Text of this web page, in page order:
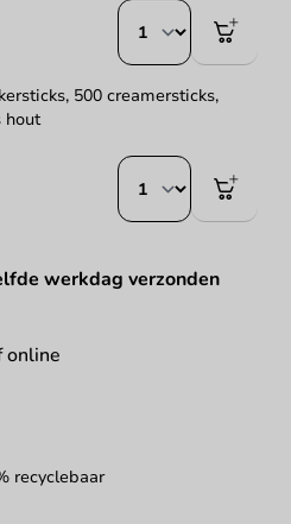
recyclebaar
500 creamersticks,
hout
werkdag verzonden
online